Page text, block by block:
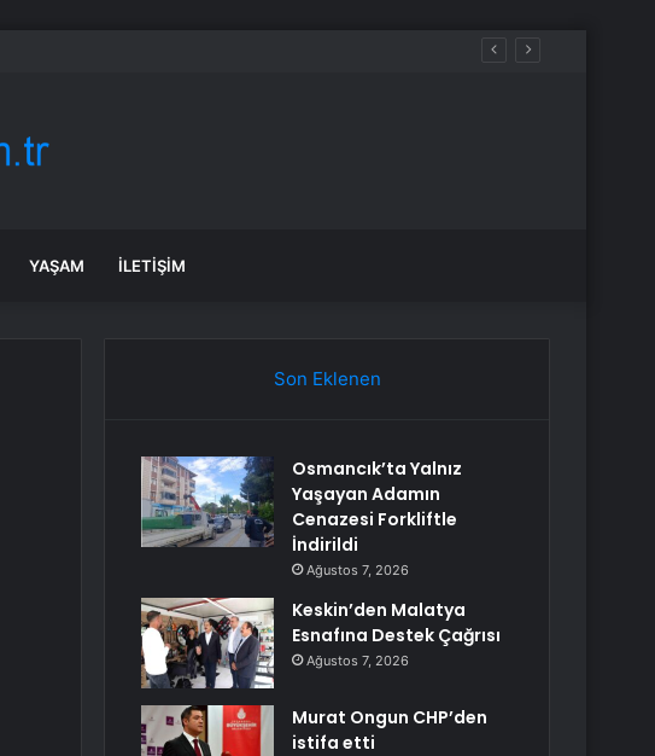
YAŞAM İLETIŞIM
Son Eklenen
Osmancık’ta Yalnız
Yaşayan Adamın
Cenazesi Forkliftle
İndirildi
Ağustos 7, 2026
Keskin’den Malatya
Esnafına Destek Çağrısı
Ağustos 7, 2026
Murat Ongun CHP’den
istifa etti